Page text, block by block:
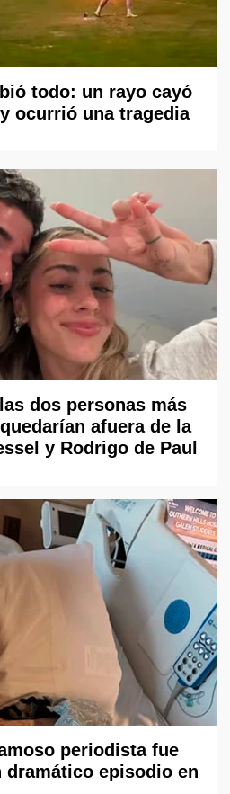
todo: un rayo cayó
ocurrió una tragedia
dos personas más
afuera de la
y Rodrigo de Paul
periodista fue
dramático episodio en